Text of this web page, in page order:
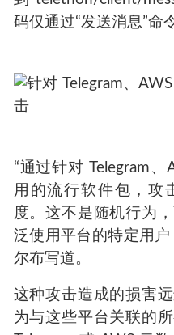
码仅通过“发送消息”命
“通过针对 Telegram
用的流行软件包，攻
度。这不是随机行为
泛使用平台的特定用
尔布写道。
这种攻击造成的损害
为与这些平台关联的